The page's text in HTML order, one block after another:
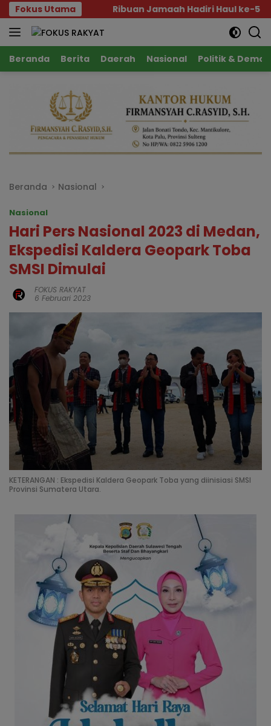
Langsung
ke
konten
Fokus Utama
81 Ribuan Jamaah Hadiri Haul ke-5 Habib
Beranda Berita Daerah Nasional Politik &
Beranda Nasional
Nasional
Hari Pers Nasional 2023 di Medan,
Ekspedisi Kaldera Geopark Toba
SMSI Dimulai
FOKUS RAKYAT
6 Februari 2023
KETERANGAN : Ekspedisi Kaldera Geopark Toba yang diinisiasi SMSI
Provinsi Sumatera Utara.